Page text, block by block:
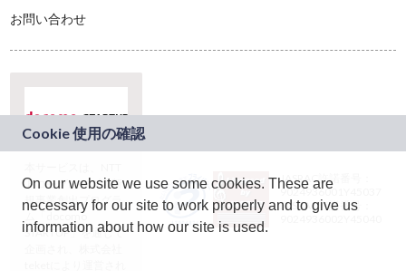
お問い合わせ
ドコモグループの新
規事業創出プログラ
ム「docomo
STARTUP」を通じて
JASRAC許諾番号：
9024936001Y45037
JASRAC許諾番号：
On our website we use some cookies. These are
necessary for our site to work properly and to give us
information about how our site is used.